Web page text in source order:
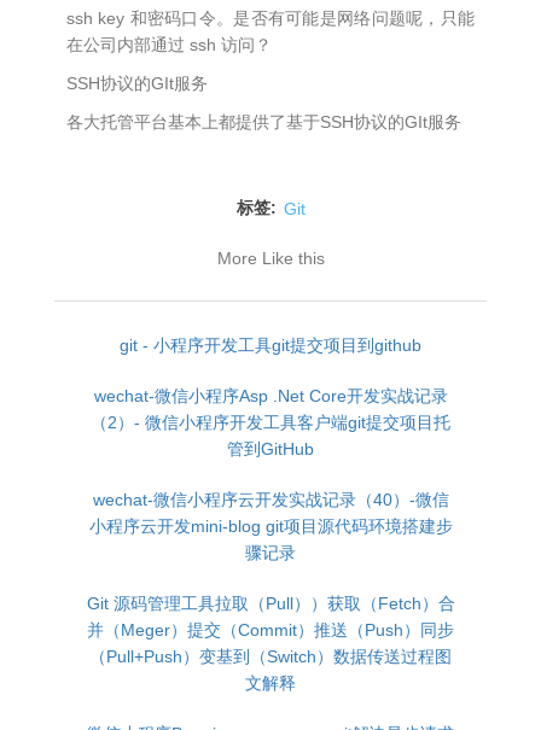
ssh key 和密码口令。是否有可能是网络问题呢，只能
在公司内部通过 ssh 访问？
SSH协议的GIt服务
各大托管平台基本上都提供了基于SSH协议的GIt服务
标签: Git
More Like this
git - 小程序开发工具git提交项目到github
wechat-微信小程序Asp .Net Core开发实战记录
（2）- 微信小程序开发工具客户端git提交项目托
管到GitHub
wechat-微信小程序云开发实战记录（40）-微信
小程序云开发mini-blog git项目源代码环境搭建步
骤记录
Git 源码管理工具拉取（Pull））获取（Fetch）合
并（Meger）提交（Commit）推送（Push）同步
（Pull+Push）变基到（Switch）数据传送过程图
文解释